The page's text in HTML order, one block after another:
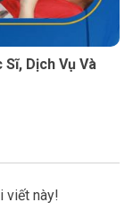
Dịch Vụ Và
viết này!